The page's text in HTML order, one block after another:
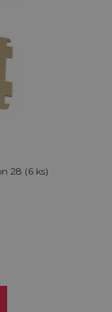
28 (6 ks)